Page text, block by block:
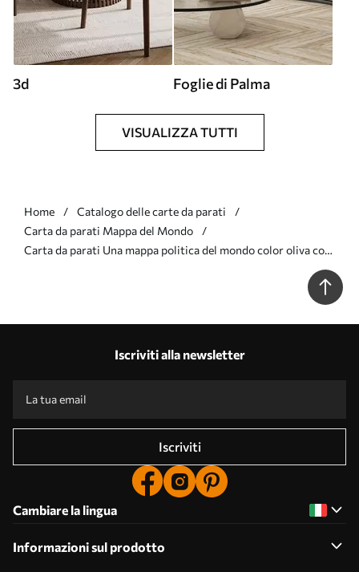
3d Foglie di Palma
VISUALIZZA TUTTI
Home
Catalogo delle carte da parati
Carta da parati Mappa del Mondo
Carta da parati Una mappa politica del mondo color oliva con
Iscriviti alla newsletter
Iscriviti
Cambiare la lingua
Informazioni sul prodotto